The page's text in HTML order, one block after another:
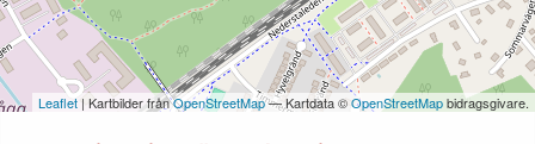
Leaflet | Kartbilder frånOpenStreetMap— Kartdata ©OpenStreetMapbidragsgivare.